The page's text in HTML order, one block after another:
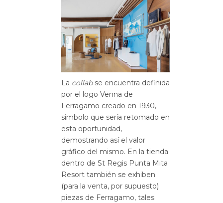
La collabse encuentra definida
por el logo Venna de
Ferragamo creado en 1930,
simbolo que sería retomado en
esta oportunidad,
demostrando así el valor
gráfico del mismo. En la tienda
dentro de St Regis Punta Mita
Resort también se exhiben
(para la venta, por supuesto)
piezas de Ferragamo, tales